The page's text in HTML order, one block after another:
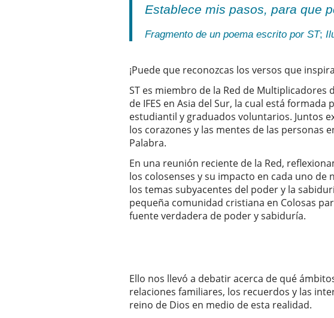
Establece mis pasos, para que
Fragmento de un poema escrito por ST;
¡Puede que reconozcas los versos que
ST es miembro de la Red de Multiplicadores
de IFES en Asia del Sur, la cual está
estudiantil y graduados voluntarios. Juntos
los corazones y las mentes de las personas
Palabra.
En una reunión reciente de la Red,
los colosenses y su impacto en cada uno de
los temas subyacentes del poder y la
pequeña comunidad cristiana en Colosas
fuente verdadera de poder y sabiduría.
Ello nos llevó a debatir acerca de qué
relaciones familiares, los recuerdos y las
reino de Dios en medio de esta realidad.